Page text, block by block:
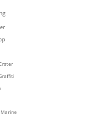
Erster
Marine